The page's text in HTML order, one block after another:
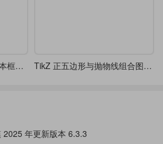
英文书常见的定理定义文本框设计欣赏 TikZ 正五边形与抛物线组合图形（类似 “花瓣” 或 “星形” 图案）
2025 年更新版本 6.3.3